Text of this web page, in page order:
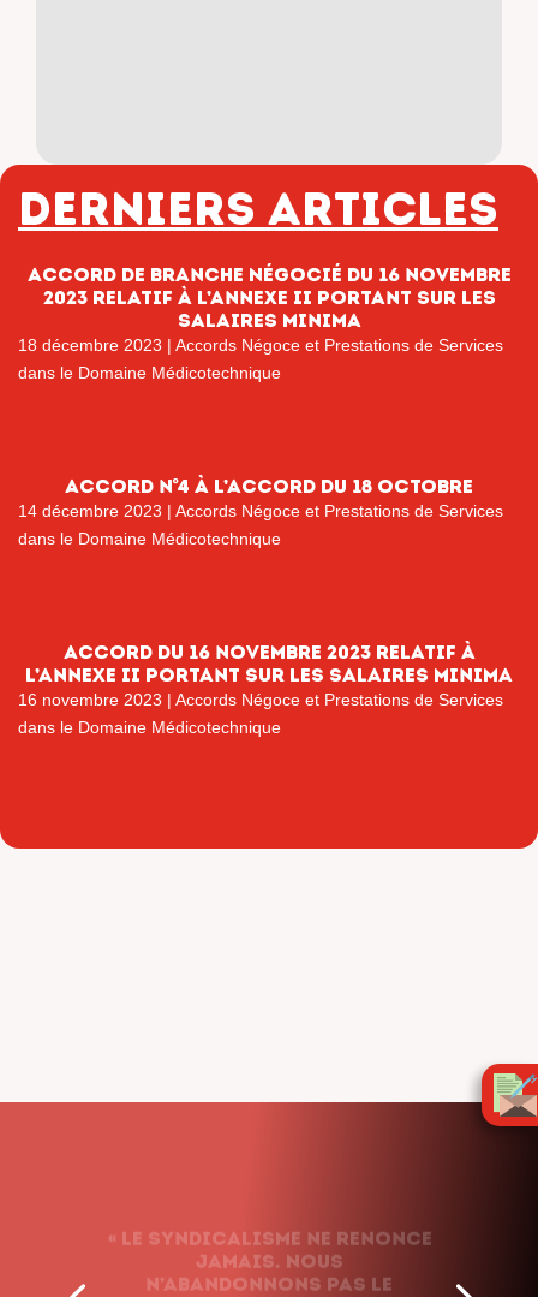
Derniers articles
Accord de branche Négocié du 16 novembre
2023 relatif à l’annexe II portant sur les
salaires minima
18 décembre 2023 | Accords Négoce et Prestations de Services
dans le Domaine Médicotechnique
Accord n°4 à l’accord du 18 octobre
14 décembre 2023 | Accords Négoce et Prestations de Services
dans le Domaine Médicotechnique
Accord du 16 novembre 2023 relatif à
l’annexe II portant sur les salaires minima
16 novembre 2023 | Accords Négoce et Prestations de Services
dans le Domaine Médicotechnique
jamais. Nous
n’abandonnons pas le
combat, quels que soient